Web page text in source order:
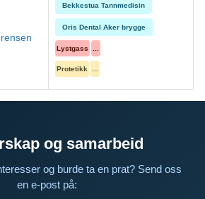
Bekkestua Tannmedisin
Oris Dental Aker brygge
Lystgass
Protetikk
og samarbeid
og burde ta en prat? Send oss
en e-post på: